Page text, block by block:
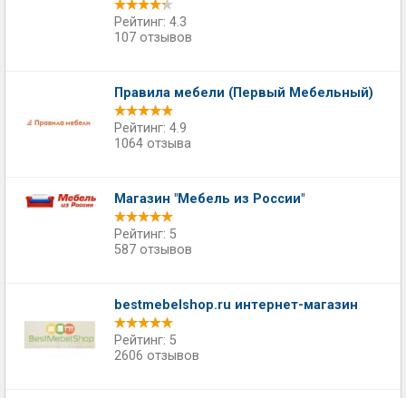
Рейтинг: 4.3
107 отзывов
Правила мебели (Первый Мебельный)
Рейтинг: 4.9
1064 отзыва
Магазин "Мебель из России"
Рейтинг: 5
587 отзывов
bestmebelshop.ru интернет-магазин
Рейтинг: 5
2606 отзывов